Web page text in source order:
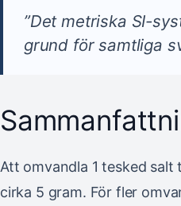
”Det metriska SI-
grund för samtliga
Att omvandla 1 tesked
cirka 5 gram. För fler